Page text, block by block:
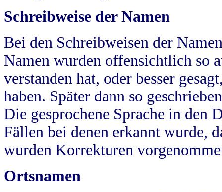
Schreibweise der Namen
Bei den Schreibweisen der
Namen wurden offensichtlich so
verstanden hat, oder besser
haben. Später dann so
Die gesprochene Sprache in
Fällen bei denen erkannt wurde,
wurden Korrekturen
Ortsnamen